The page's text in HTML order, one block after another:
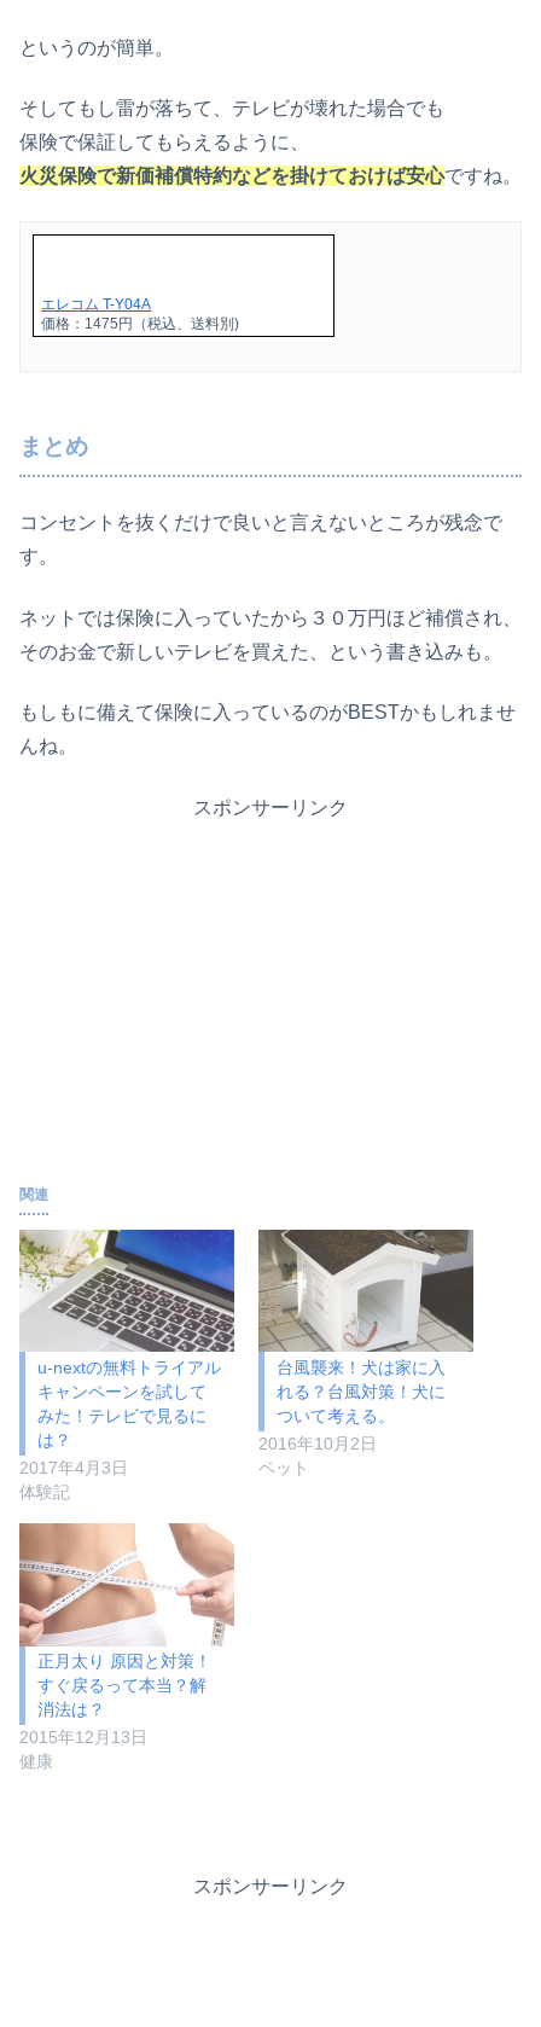
というのが簡単。
そしてもし雷が落ちて、テレビが壊れた場合でも
保険で保証してもらえるように、
火災保険で新価補償特約などを掛けておけば安心ですね。
エレコム T-Y04A
価格：1475円（税込、送料別)
まとめ
コンセントを抜くだけで良いと言えないところが残念で
す。
ネットでは保険に入っていたから３０万円ほど補償され、
そのお金で新しいテレビを買えた、という書き込みも。
もしもに備えて保険に入っているのがBESTかもしれませ
んね。
スポンサーリンク
関連
u-nextの無料トライアル
キャンペーンを試して
みた！テレビで見るに
は？
2017年4月3日
体験記
台風襲来！犬は家に入
れる？台風対策！犬に
ついて考える。
2016年10月2日
ペット
正月太り 原因と対策！
すぐ戻るって本当？解
消法は？
2015年12月13日
健康
スポンサーリンク